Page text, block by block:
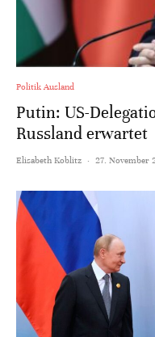
Politik Ausland
Putin: US-
Russland erwartet
Elisabeth Koblitz · 27. November